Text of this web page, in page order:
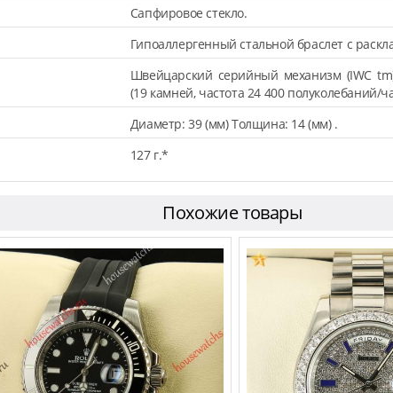
Сапфировое стекло.
Гипоаллергенный стальной браслет с
Швейцарский серийный механизм (IWC
(19 камней, частота 24 400 полуколебаний/
Диаметр: 39 (мм) Толщина: 14 (мм) .
127 г.*
Похожие товары